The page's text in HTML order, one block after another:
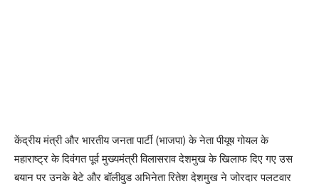
केंद्रीय मंत्री और भारतीय जनता पार्टी (भाजपा) के नेता पीयूष गोयल के
महाराष्ट्र के दिवंगत पूर्व मुख्यमंत्री विलासराव देशमुख के खिलाफ दिए गए उस
बयान पर उनके बेटे और बॉलीवुड अभिनेता रितेश देशमुख ने जोरदार पलटवार